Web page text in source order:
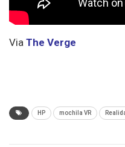
Via The Verge
HP mochila VR